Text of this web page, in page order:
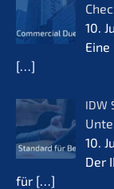
10.
[…]
IDW
10.
Der
für […]